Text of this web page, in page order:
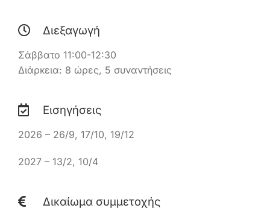
Ελληνικά
Διεξαγωγή
Σάββατο 11:00-12:30
Διάρκεια: 8 ώρες, 5 συναντήσεις
Εισηγήσεις
2026 – 26/9, 17/10, 19/12
2027 – 13/2, 10/4
Δικαίωμα συμμετοχής